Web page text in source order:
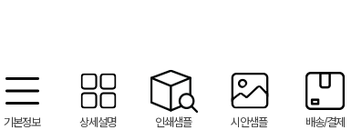
기본정보 상세설명 인쇄샘플 시안샘플 배송/결제